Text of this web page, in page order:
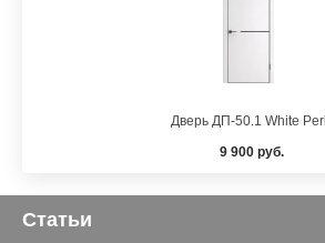
Дверь ДП-50.1 White Perl
9 900 руб.
Статьи